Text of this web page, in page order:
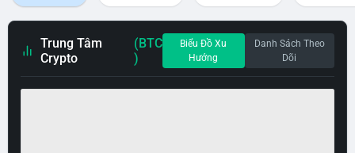
Trung Tâm
Crypto
(BTC
)
Biểu Đồ Xu
Hướng
Danh Sách Theo
Dõi